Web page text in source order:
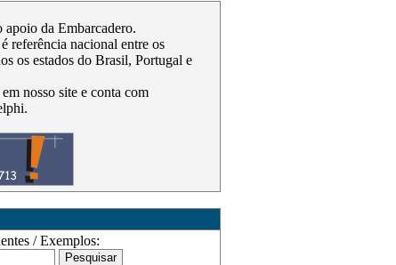
da Embarcadero.
referência nacional entre os
os estados do Brasil, Portugal e
nosso site e conta com
/ Exemplos: